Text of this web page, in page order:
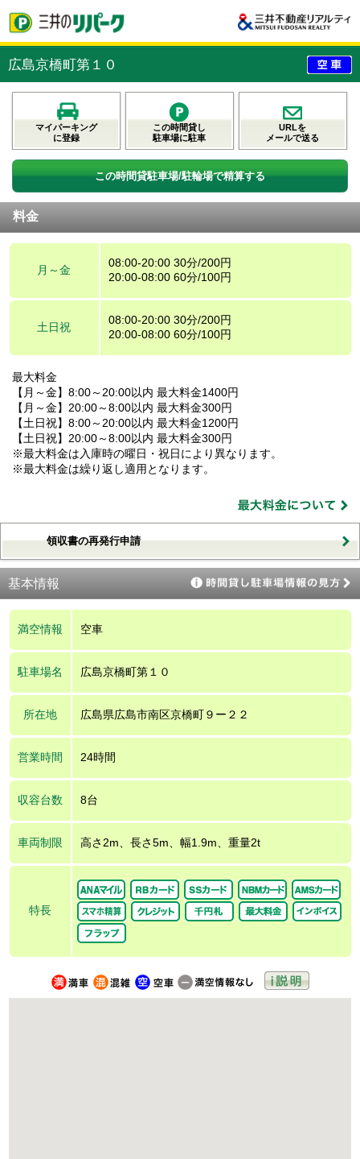
広島京橋町第１０
マイパーキング
に登録
この時間貸し
駐車場に駐車
URLを
メールで送る
この時間貸駐車場/駐輪場で精算する
料金
月～金
08:00-20:00 30分/200円
20:00-08:00 60分/100円
土日祝
08:00-20:00 30分/200円
20:00-08:00 60分/100円
最大料金
【月～金】8:00～20:00以内 最大料金1400円
【月～金】20:00～8:00以内 最大料金300円
【土日祝】8:00～20:00以内 最大料金1200円
【土日祝】20:00～8:00以内 最大料金300円
※最大料金は入庫時の曜日・祝日により異なります。
※最大料金は繰り返し適用となります。
領収書の再発行申請
基本情報
満空情報 空車
駐車場名 広島京橋町第１０
所在地 広島県広島市南区京橋町９ー２２
営業時間 24時間
収容台数 8台
車両制限 高さ2m、長さ5m、幅1.9m、重量2t
特長